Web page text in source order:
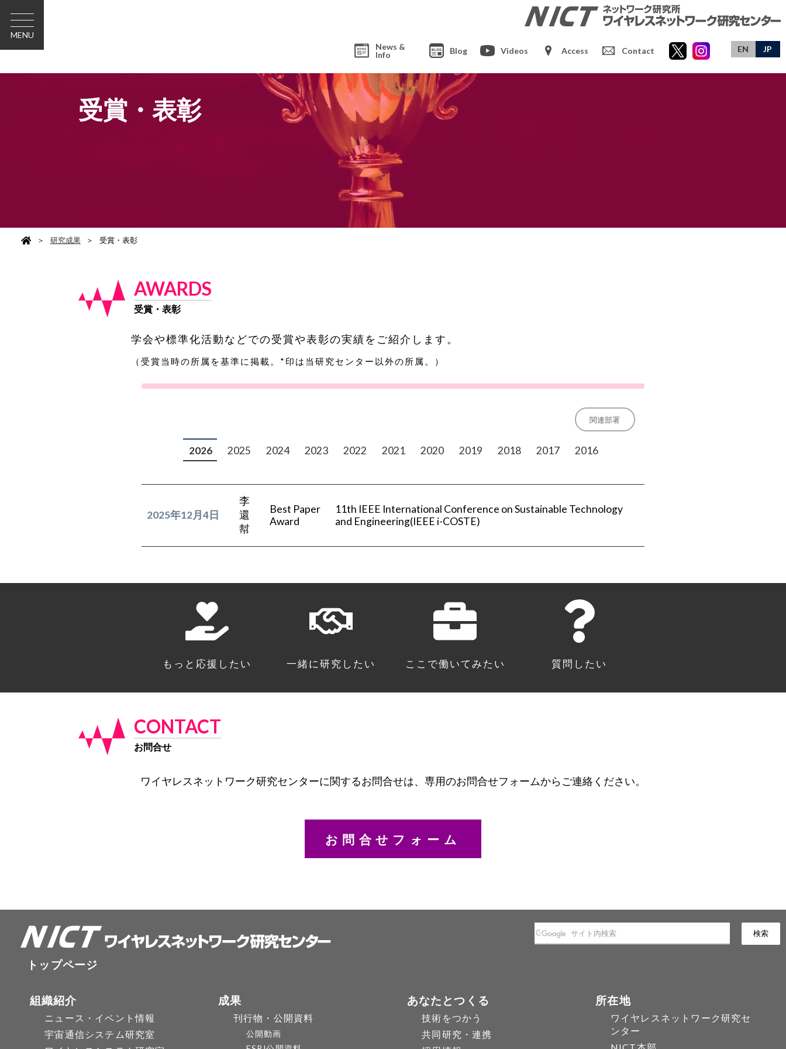
MENU
News &
Info
Blog Videos Access Contact EN JP
受賞・表彰
＞ 研究成果 ＞ 受賞・表彰
AWARDS
受賞・表彰
学会や標準化活動などでの受賞や表彰の実績をご紹介します。
（受賞当時の所属を基準に掲載。*印は当研究センター以外の所属。）
関連部署
2026 2025 2024 2023 2022 2021 2020 2019 2018 2017 2016
2025年12月4日
李
還
幇
Best Paper
Award
11th IEEE International Conference on Sustainable Technology
and Engineering(IEEE i-COSTE)
もっと応援したい 一緒に研究したい ここで働いてみたい 質問したい
CONTACT
お問合せ
ワイヤレスネットワーク研究センターに関するお問合せは、専用のお問合せフォームからご連絡ください。
お問合せフォーム
トップページ
組織紹介
ニュース・イベント情報
宇宙通信システム研究室
成果
刊行物・公開資料
公開動画
あなたとつくる
技術をつかう
共同研究・連携
所在地
ワイヤレスネットワーク研究セ
ンター
NICT本部